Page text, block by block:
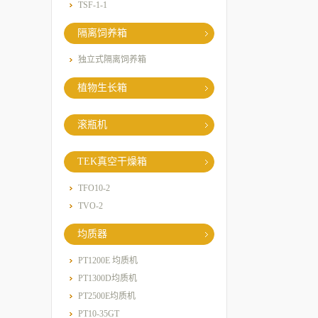
TSF-1-1
隔离饲养箱
独立式隔离饲养箱
植物生长箱
滚瓶机
TEK真空干燥箱
TFO10-2
TVO-2
均质器
PT1200E 均质机
PT1300D均质机
PT2500E均质机
PT10-35GT